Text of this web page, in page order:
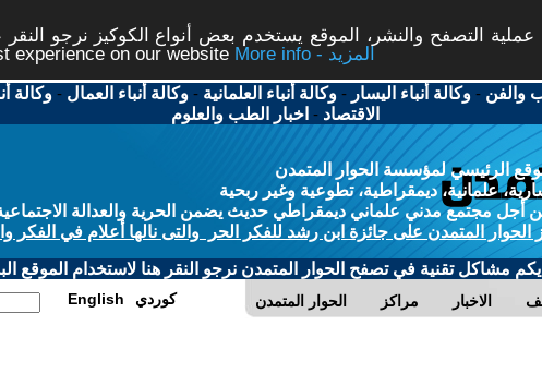
التصفح والنشر، الموقع يستخدم بعض أنواع الكوكيز نرجو
experience on our website
More info - المزيد
والفن -وكالة أنباء اليسار -وكالة أنباء العلمانية -وكالة أنباء العمال -وكالة
الاقتصاد - اخبار الطب والعلوم
الرئيسي لمؤسسة الحوار المتمدن
علمانية، ديمقراطية، تطوعية وغير ربحية
أجل مجتمع مدني علماني ديمقراطي حديث يضمن الحرية والعدالة
الحوار المتمدن على جائزة ابن رشد للفكر الحر والتى نالها أعلام في الفكر
مشاكل تقنية في تصفح الحوار المتمدن نرجو النقر هنا لاستخدام الموقع
الحوار المتمدن مراكز الاخبار English كوردي